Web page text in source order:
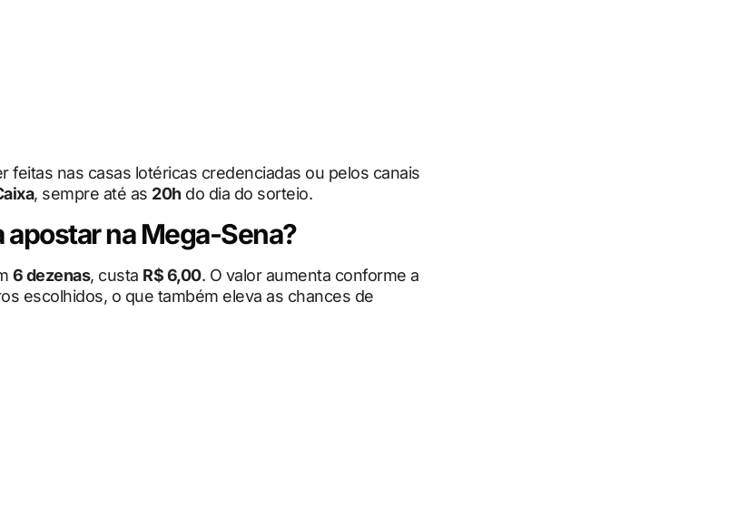
feitas nas casas lotéricas credenciadas ou pelos canais
, sempre até as 20h do dia do sorteio.
apostar na Mega-Sena?
6 dezenas, custa R$ 6,00. O valor aumenta conforme a
escolhidos, o que também eleva as chances de